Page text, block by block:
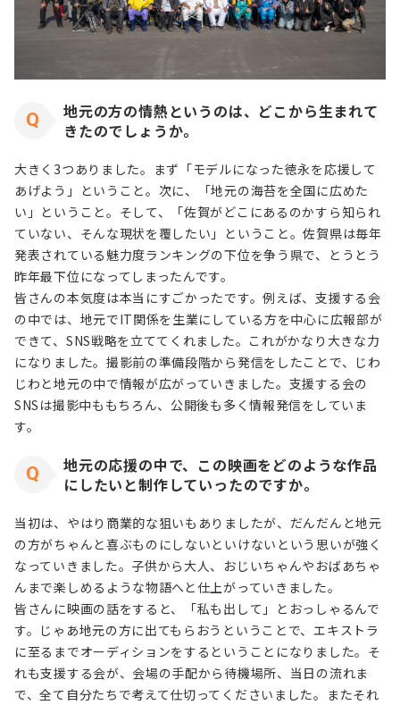
地元の方の情熱というのは、どこから生まれて
きたのでしょうか。
大きく3つありました。まず「モデルになった徳永を応援して
あげよう」ということ。次に、「地元の海苔を全国に広めた
い」ということ。そして、「佐賀がどこにあるのかすら知られ
ていない、そんな現状を覆したい」ということ。佐賀県は毎年
発表されている魅力度ランキングの下位を争う県で、とうとう
昨年最下位になってしまったんです。
皆さんの本気度は本当にすごかったです。例えば、支援する会
の中では、地元でIT関係を生業にしている方を中心に広報部が
できて、SNS戦略を立ててくれました。これがかなり大きな力
になりました。撮影前の準備段階から発信をしたことで、じわ
じわと地元の中で情報が広がっていきました。支援する会の
SNSは撮影中ももちろん、公開後も多く情報発信をしていま
す。
地元の応援の中で、この映画をどのような作品
にしたいと制作していったのですか。
当初は、やはり商業的な狙いもありましたが、だんだんと地元
の方がちゃんと喜ぶものにしないといけないという思いが強く
なっていきました。子供から大人、おじいちゃんやおばあちゃ
んまで楽しめるような物語へと仕上がっていきました。
皆さんに映画の話をすると、「私も出して」とおっしゃるんで
す。じゃあ地元の方に出てもらおうということで、エキストラ
に至るまでオーディションをするということになりました。そ
れも支援する会が、会場の手配から待機場所、当日の流れま
で、全て自分たちで考えて仕切ってくださいました。またそれ